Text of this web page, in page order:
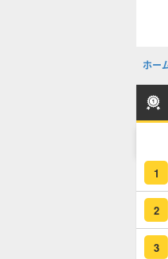
ホー
1
2
3